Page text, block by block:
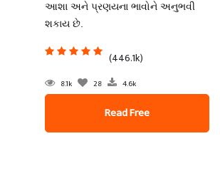
આશા અને પ્રણયના ભાવોને અનુભવી
શકાય છે.
(446.1k)
8.1k 28 4.6k
Read Free